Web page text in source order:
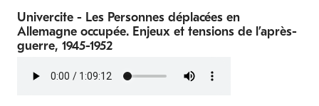
Univercite - Les Personnes déplacées en
Allemagne occupée. Enjeux et tensions de l’après-
guerre, 1945-1952